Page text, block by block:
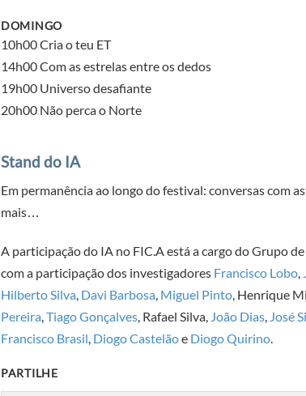
DOMINGO
10h00 Cria o teu ET
14h00 Com as estrelas entre os dedos
19h00 Universo desafiante
20h00 Não perca o Norte
Stand do IA
Em permanência ao longo do festival: conversas com
mais…
A participação do IA no FIC.A está a cargo do Grupo
com a participação dos investigadores Francisco Lobo,
Hilberto Silva, Davi Barbosa, Miguel Pinto, Henrique
Pereira,Tiago Gonçalves, Rafael Silva, João Dias, José
Francisco Brasil, Diogo Castelãoe Diogo Quirino.
PARTILHE